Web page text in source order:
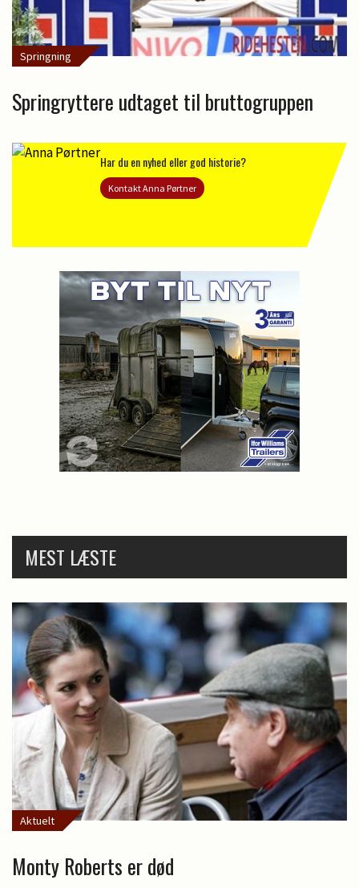
Springning
Springryttere udtaget til bruttogruppen
Har du en nyhed eller god historie?
Kontakt Anna Pørtner
MEST LÆSTE
Aktuelt
Monty Roberts er død